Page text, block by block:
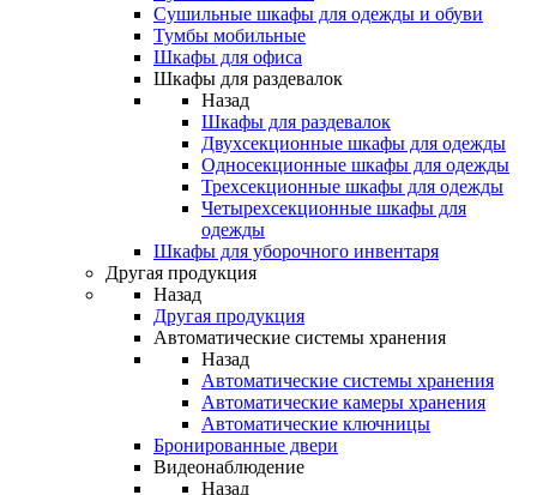
Сушильные шкафы для одежды и обуви
Тумбы мобильные
Шкафы для офиса
Шкафы для раздевалок
Назад
Шкафы для раздевалок
Двухсекционные шкафы для одежды
Односекционные шкафы для одежды
Трехсекционные шкафы для одежды
Четырехсекционные шкафы для
одежды
Шкафы для уборочного инвентаря
Другая продукция
Назад
Другая продукция
Автоматические системы хранения
Назад
Автоматические системы хранения
Автоматические камеры хранения
Автоматические ключницы
Бронированные двери
Видеонаблюдение
Назад